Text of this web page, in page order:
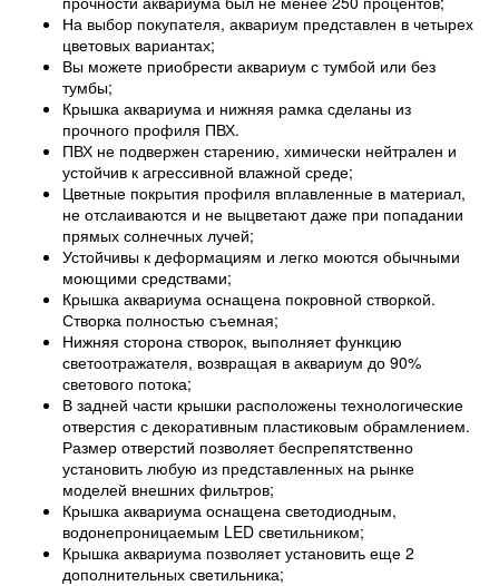
На выбор покупателя, аквариум представлен в четырех
цветовых вариантах;
Вы можете приобрести аквариум с тумбой или без
тумбы;
Крышка аквариума и нижняя рамка сделаны из
прочного профиля ПВХ.
ПВХ не подвержен старению, химически нейтрален и
устойчив к агрессивной влажной среде;
Цветные покрытия профиля вплавленные в материал,
не отслаиваются и не выцветают даже при попадании
прямых солнечных лучей;
Устойчивы к деформациям и легко моются обычными
моющими средствами;
Крышка аквариума оснащена покровной створкой.
Створка полностью съемная;
Нижняя сторона створок, выполняет функцию
светоотражателя, возвращая в аквариум до 90%
светового потока;
В задней части крышки расположены технологические
отверстия с декоративным пластиковым обрамлением.
Размер отверстий позволяет беспрепятственно
установить любую из представленных на рынке
моделей внешних фильтров;
Крышка аквариума оснащена светодиодным,
водонепроницаемым LED светильником;
Крышка аквариума позволяет установить еще 2
дополнительных светильника;